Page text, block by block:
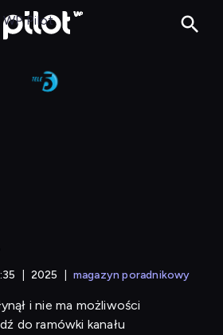
Remont na 5+
WP Pilot
2025 magazyn poradnikowy
i nie ma możliwości
do ramówki kanału